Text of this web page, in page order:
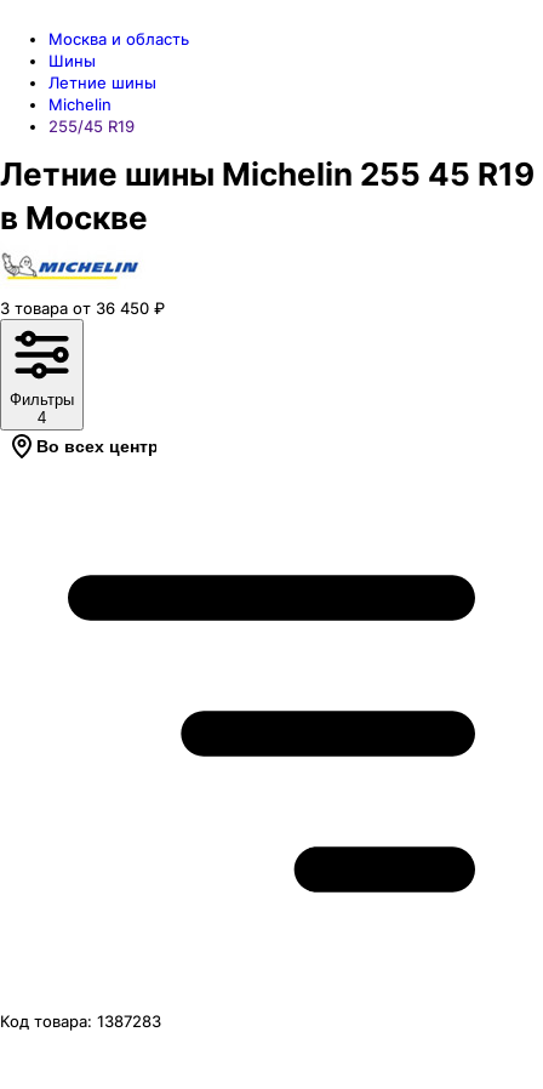
Москва и область
Шины
Летние шины
Michelin
255/45 R19
Летние шины Michelin 255 45 R19
в Москве
3 товара от 36 450 ₽
Фильтры
4
Во всех центрах
Код товара: 1387283